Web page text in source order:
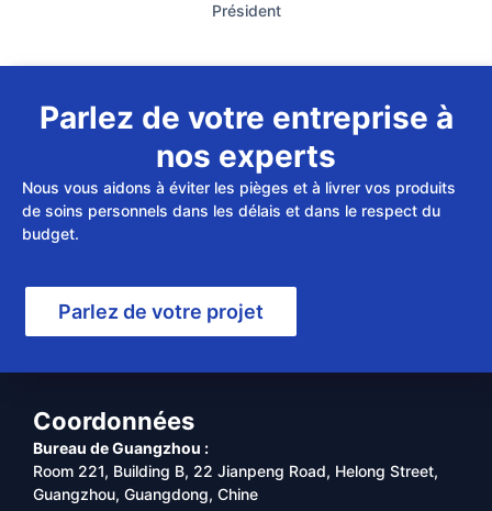
Président
Parlez de votre entreprise à
nos experts
Nous vous aidons à éviter les pièges et à livrer vos produits
de soins personnels dans les délais et dans le respect du
budget.
Parlez de votre projet
Coordonnées
Bureau de Guangzhou :
Room 221, Building B, 22 Jianpeng Road, Helong Street,
Guangzhou, Guangdong, Chine